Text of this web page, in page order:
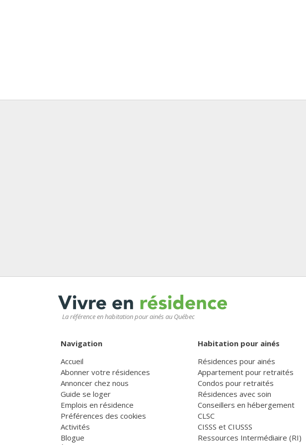
La référence en habitation pour ainés au Québec
Navigation
Accueil
Abonner votre résidences
Annoncer chez nous
Guide se loger
Emplois en résidence
Préférences des cookies
Activités
Blogue
Habitation pour ainés
Résidences pour ainés
Appartement pour retraités
Condos pour retraités
Résidences avec soin
Conseillers en hébergement
CLSC
CISSS et CIUSSS
Ressources Intermédiaire (RI)